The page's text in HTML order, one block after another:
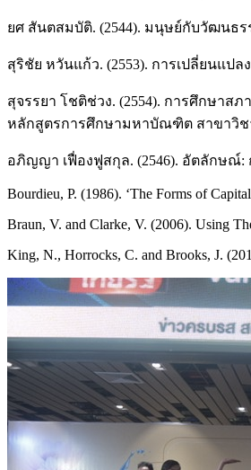
ยศ สันตสมบัติ. (2544). มนุษย์กับวัฒนธ
สุริชัย หวันแก้ว. (2553). การเปลี่ยนแป
สุจรรยา โชติช่วง. (2554). การศึกษา
หลักสูตรการศึกษามหาบัณฑิต สาขาวิช
อภิญญา เฟื่องฟูสกุล. (2546). อัตลักษณ์
Bourdieu, P. (1986). ‘The Forms of
Braun, V. and Clarke, V. (2006). Using
King, N., Horrocks, C. and Brooks, J.